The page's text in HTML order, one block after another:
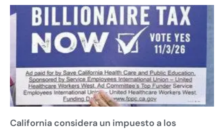
California considera un impuesto a los